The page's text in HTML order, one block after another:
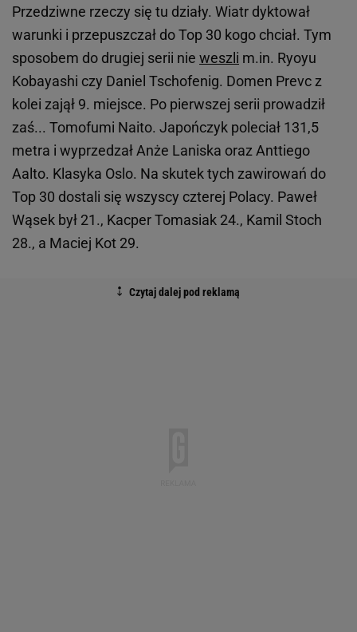
Przedziwne rzeczy się tu działy. Wiatr dyktował
warunki i przepuszczał do Top 30 kogo chciał. Tym
sposobem do drugiej serii nie weszli m.in. Ryoyu
Kobayashi czy Daniel Tschofenig. Domen Prevc z
kolei zajął 9. miejsce. Po pierwszej serii prowadził
zaś... Tomofumi Naito. Japończyk poleciał 131,5
metra i wyprzedzał Anże Laniska oraz Anttiego
Aalto. Klasyka Oslo. Na skutek tych zawirowań do
Top 30 dostali się wszyscy czterej Polacy. Paweł
Wąsek był 21., Kacper Tomasiak 24., Kamil Stoch
28., a Maciej Kot 29.